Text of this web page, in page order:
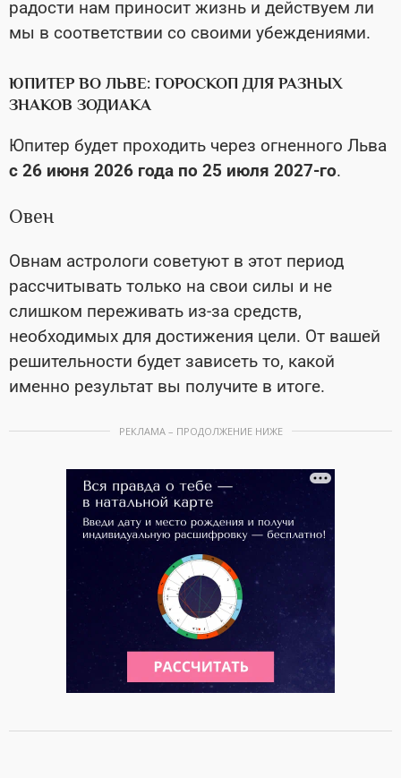
радости нам приносит жизнь и действуем ли
мы в соответствии со своими убеждениями.
ЮПИТЕР ВО ЛЬВЕ: ГОРОСКОП ДЛЯ РАЗНЫХ
ЗНАКОВ ЗОДИАКА
Юпитер будет проходить через огненного Льва
с 26 июня 2026 года по 25 июля 2027-го.
Овен
Овнам астрологи советуют в этот период
рассчитывать только на свои силы и не
слишком переживать из-за средств,
необходимых для достижения цели. От вашей
решительности будет зависеть то, какой
именно результат вы получите в итоге.
РЕКЛАМА – ПРОДОЛЖЕНИЕ НИЖЕ